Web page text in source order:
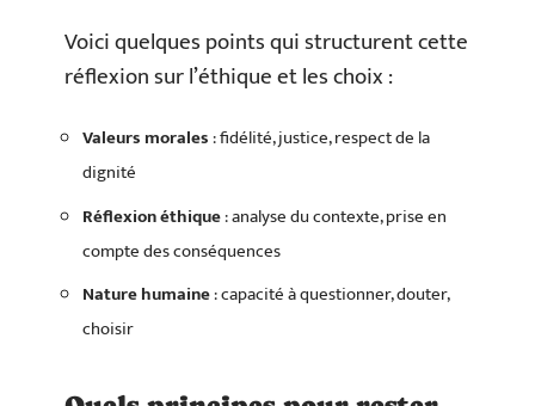
Voici quelques points qui structurent cette
réflexion sur l’éthique et les choix :
Valeurs morales: fidélité, justice, respect de la
dignité
Réflexion éthique: analyse du contexte, prise en
compte des conséquences
Nature humaine: capacité à questionner, douter,
choisir